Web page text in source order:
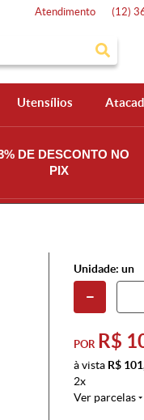
Atendimento (12)
Utensílios
DE DESCONTO NO
PIX
Unidade: un
POR R$
à vista R$
2x
Ver parcelas